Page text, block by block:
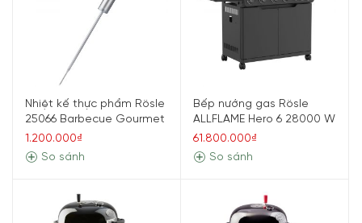
Nhiệt kế thực phẩm Rösle
25066 Barbecue Gourmet
1.200.000₫
So sánh
Bếp nướng gas Rösle
ALLFLAME Hero 6 28000 W
61.800.000₫
So sánh